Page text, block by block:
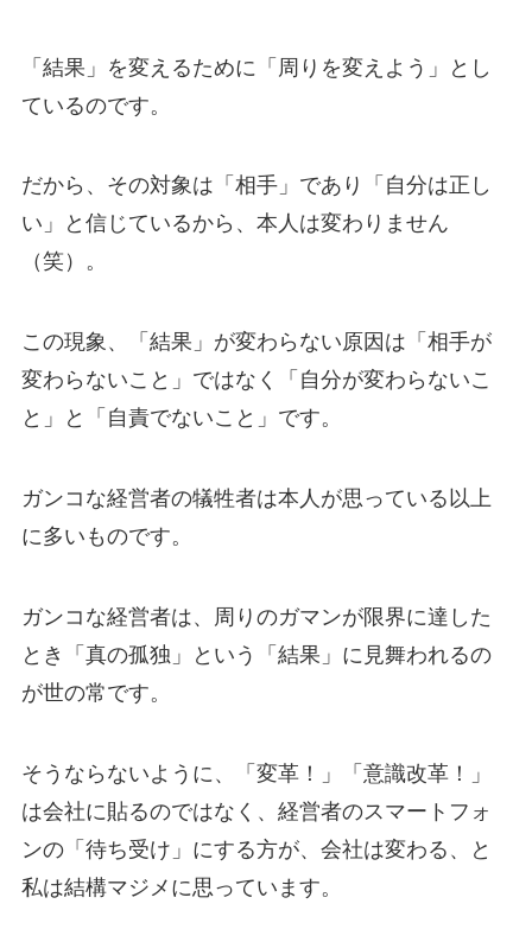
「結果」を変えるために「周りを変えよう」とし
ているのです。
だから、その対象は「相手」であり「自分は正し
い」と信じているから、本人は変わりません
（笑）。
この現象、「結果」が変わらない原因は「相手が
変わらないこと」ではなく「自分が変わらないこ
と」と「自責でないこと」です。
ガンコな経営者の犠牲者は本人が思っている以上
に多いものです。
ガンコな経営者は、周りのガマンが限界に達した
とき「真の孤独」という「結果」に見舞われるの
が世の常です。
そうならないように、「変革！」「意識改革！」
は会社に貼るのではなく、経営者のスマートフォ
ンの「待ち受け」にする方が、会社は変わる、と
私は結構マジメに思っています。